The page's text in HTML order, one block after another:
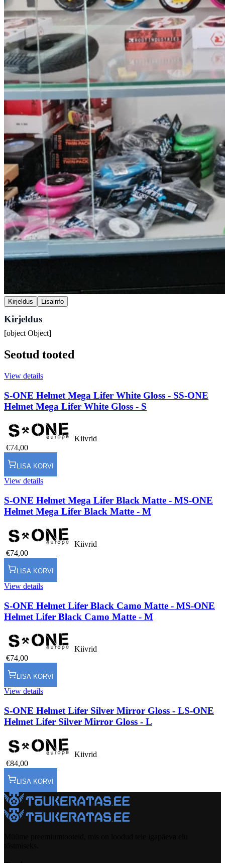
Kirjeldus Lisainfo
Kirjeldus
[object Object]
Seotud tooted
View details
S-ONE Helmet Mega Lifer White Gloss - SS-ONE
Helmet Mega Lifer White Gloss - S
Kiivrid
€74,00
LISA KORVI
View details
S-ONE Helmet Mega Lifer Black Matte - MS-ONE
Helmet Mega Lifer Black Matte - M
Kiivrid
€74,00
LISA KORVI
View details
S-ONE Helmet Lifer Black Camo Matte - MS-ONE
Helmet Lifer Black Camo Matte - M
Kiivrid
€74,00
LISA KORVI
View details
S-ONE Helmet Lifer Silver Mirror Gloss - LS-ONE
Helmet Lifer Silver Mirror Gloss - L
Kiivrid
€84,00
LISA KORVI